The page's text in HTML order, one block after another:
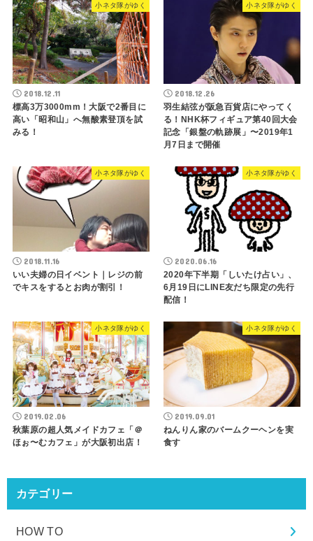
小ネタ隊がゆく
2018.12.11
標高3万3000mm！大阪で2番目に
高い「昭和山」へ無酸素登頂を試
みる！
小ネタ隊がゆく
2018.12.26
羽生結弦が阪急百貨店にやってく
る！NHK杯フィギュア第40回大会
記念「銀盤の軌跡展」〜2019年1
月7日まで開催
小ネタ隊がゆく
2018.11.16
いい夫婦の日イベント｜レジの前
でキスをするとお肉が割引！
小ネタ隊がゆく
2020.06.16
2020年下半期「しいたけ占い」、
6月19日にLINE友だち限定の先行
配信！
小ネタ隊がゆく
2019.02.06
秋葉原の超人気メイドカフェ「＠
ほぉ〜むカフェ」が大阪初出店！
小ネタ隊がゆく
2019.09.01
ねんりん家のバームクーヘンを実
食す
カテゴリー
HOW TO